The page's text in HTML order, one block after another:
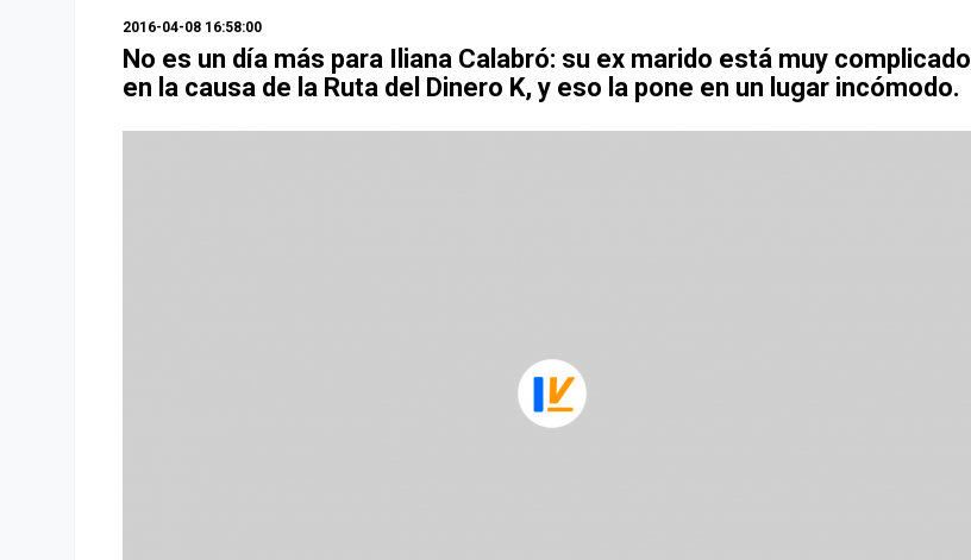
2016-04-08 16:58:00
No es un día más para Iliana Calabró: su ex marido está muy complicado
en la causa de la Ruta del Dinero K, y eso la pone en un lugar incómodo.